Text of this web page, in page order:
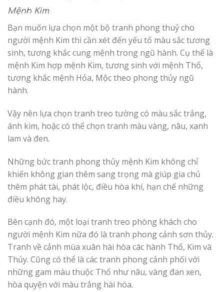
Mệnh Kim
Bạn muốn lựa chọn một bộ tranh phong thuỷ cho
người mệnh Kim thì cần xét đến yếu tố màu sắc tương
sinh, tương khắc cung mệnh trong ngũ hành. Cụ thể là
mệnh Kim hợp mệnh Kim, tương sinh với mệnh Thổ,
tương khắc mệnh Hỏa, Mộc theo phong thủy ngũ
hành.
Vậy nên lựa chọn tranh treo tường có màu sắc trắng,
ánh kim, hoặc có thể chọn tranh màu vàng, nâu, xanh
lam và đen.
Những bức tranh phong thủy mệnh Kim không chỉ
khiến không gian thêm sang trọng mà giúp gia chủ
thêm phát tài, phát lộc, điều hòa khí, hạn chế những
điều không hay.
Bên cạnh đó, một loại tranh treo phòng khách cho
người mệnh Kim nữa đó là tranh phong cảnh sơn thủy.
Tranh về cảnh mùa xuân hài hòa các hành Thổ, Kim và
Thủy. Cũng có thể là các tranh phong cảnh phối với
những gam màu thuộc Thổ như nâu, vàng đan xen,
hòa quyện với màu trắng hài hòa.